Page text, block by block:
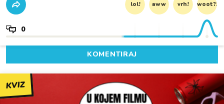
lol! aww vrh! woot?!
0
KOMENTIRAJ
KVIZ